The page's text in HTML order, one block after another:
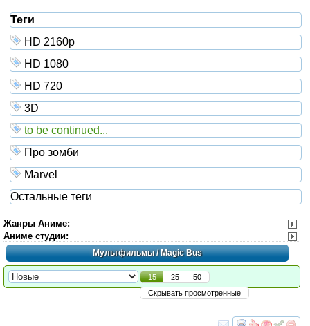
Теги
HD 2160р
HD 1080
HD 720
3D
to be continued...
Про зомби
Marvel
Остальные теги
Жанры Аниме:
Аниме студии:
Мультфильмы/ Magic Bus
15 25
50
Скрывать просмотренные